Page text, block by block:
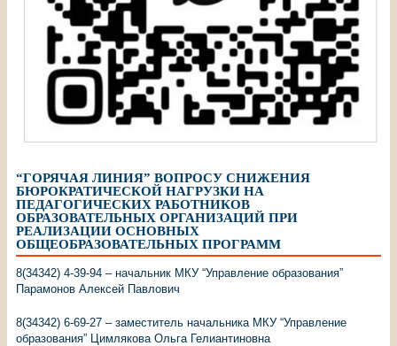
“ГОРЯЧАЯ ЛИНИЯ” ВОПРОСУ СНИЖЕНИЯ
БЮРОКРАТИЧЕСКОЙ НАГРУЗКИ НА
ПЕДАГОГИЧЕСКИХ РАБОТНИКОВ
ОБРАЗОВАТЕЛЬНЫХ ОРГАНИЗАЦИЙ ПРИ
РЕАЛИЗАЦИИ ОСНОВНЫХ
ОБЩЕОБРАЗОВАТЕЛЬНЫХ ПРОГРАММ
8(34342) 4-39-94 – начальник МКУ “Управление образования”
Парамонов Алексей Павлович
8(34342) 6-69-27 – заместитель начальника МКУ “Управление
образования” Цимлякова Ольга Гелиантиновна